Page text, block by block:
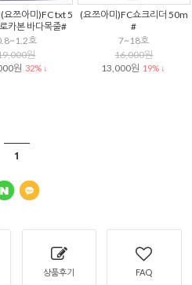
요쯔아미)FC txt 5
카본 바다목줄#
호
원
원 32% ↓
(요쯔아미)FC쇼크리더 50m
#
7~18호
16,000원
13,000원 19% ↓
1
상품후기 FAQ